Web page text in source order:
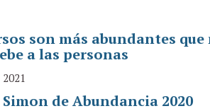
son más abundantes que
a las personas
de Abundancia 2020